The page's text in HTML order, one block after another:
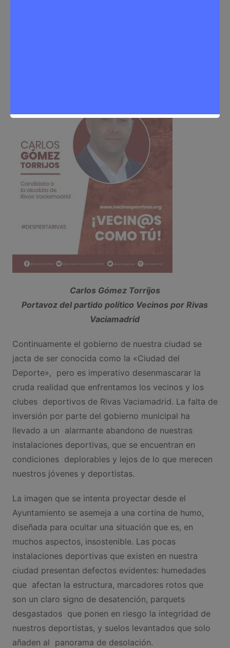
Carlos Gómez Torrijos
Portavoz del partido político Vecinos por Rivas
Vaciamadrid
Continuamente el gobierno de nuestra ciudad se
jacta de ser conocida como la «Ciudad del
Deporte», pero es imperativo desenmascarar la
cruda realidad que enfrentamos los vecinos y los
clubes deportivos de Rivas Vaciamadrid. La falta de
inversión por parte del gobierno municipal ha
llevado a un alarmante abandono de nuestras
instalaciones deportivas, que se encuentran en
condiciones deplorables y lejos de lo que merecen
nuestros jóvenes y deportistas.
La imagen que se intenta proyectar desde el
Ayuntamiento se asemeja a una cortina de humo,
diseñada para ocultar una situación que es, en
muchos aspectos, insostenible. Las pocas
instalaciones deportivas que existen en nuestra
ciudad presentan defectos evidentes: humedades
que afectan la estructura, marcadores rotos que
son un claro signo de desatención, parquets
desgastados que ponen en riesgo la integridad de
nuestros deportistas, y suelos levantados que solo
añaden al panorama de desolación.